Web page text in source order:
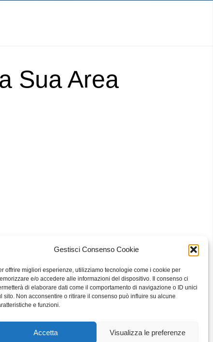
Gestisci Consenso Cookie
offrire migliori esperienze, utilizziamo tecnologie come i cookie per
e/o accedere alle informazioni del dispositivo. Il consenso ci
di elaborare dati come il comportamento di navigazione o ID unici
sito. Non acconsentire o ritirare il consenso può influire su alcune
e funzioni.
Accetta Visualizza le preferenze
Sua Area
to keep the information up to date and correct, we make no
or the information, products, services, or related graphics
at your own risk.